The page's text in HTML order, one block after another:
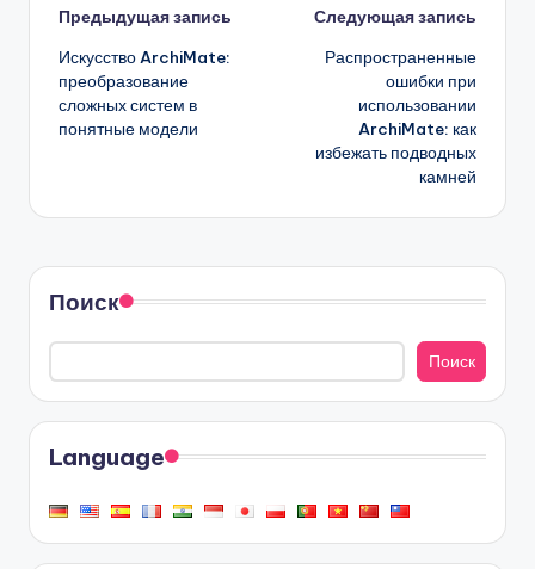
Навигация
записи
Предыдущая запись
Искусство ArchiMate:
преобразование
сложных систем в
понятные модели
Следующая запись
Распространенные
ошибки при
использовании
ArchiMate: как
избежать подводных
камней
Поиск
Поиск
Language